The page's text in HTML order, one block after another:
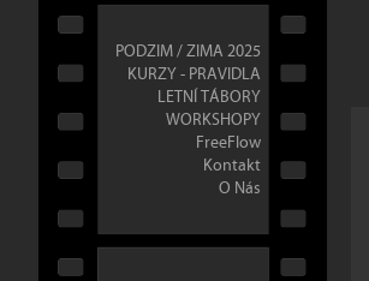
PODZIM / ZIMA 2025
KURZY - PRAVIDLA
LETNÍ TÁBORY
WORKSHOPY
FreeFlow
Kontakt
O Nás